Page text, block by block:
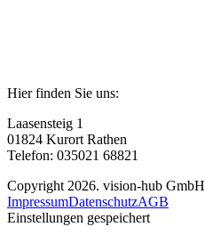
Hier finden Sie uns:
Laasensteig 1
01824 Kurort Rathen
Telefon: 035021 68821
Copyright 2026. vision-hub GmbH
ImpressumDatenschutzAGB
Einstellungen gespeichert